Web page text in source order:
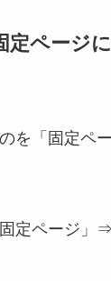
定ページ
を「固定ペ
定ページ」⇒